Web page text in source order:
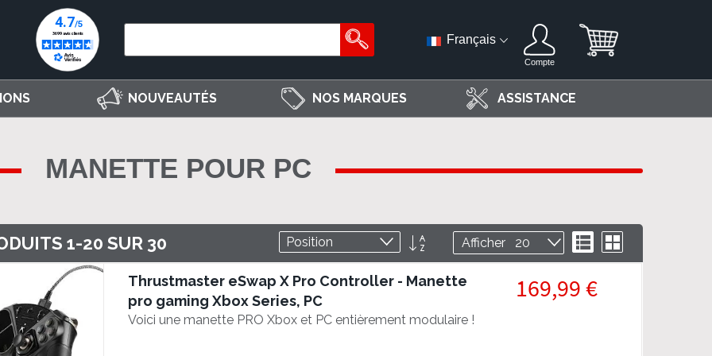
Français
Compte
NOUVEAUTÉS NOS MARQUES ASSISTANCE
MANETTE POUR PC
1-20 SUR 30 Par
ordre
Afficher ListeGrille
Thrustmaster eSwap X Pro Controller - Manette
pro gaming Xbox Series, PC
Voici une manette PRO Xbox et PC entièrement modulaire !
169,99 €